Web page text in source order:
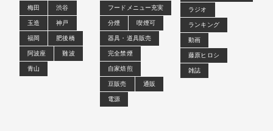
梅田
渋谷
玉造
神戸
福岡
肥後橋
阿波座
難波
青山
フードメニュー充実
分煙
喫煙可
器具・道具販売
完全禁煙
自家焙煎
豆販売
通販
電源
ラジオ
ランキング
動画
藤原ヒロシ
雑誌